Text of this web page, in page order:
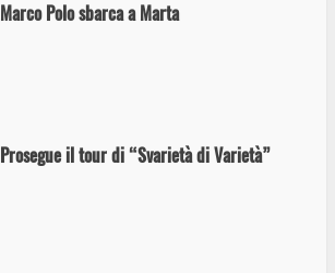
Marco Polo sbarca a Marta
Prosegue il tour di “Svarietà di Varietà”